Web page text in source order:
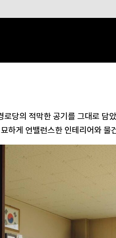
로당의 적막한 공기를 그대로 담
하게 언밸런스한 인테리어와